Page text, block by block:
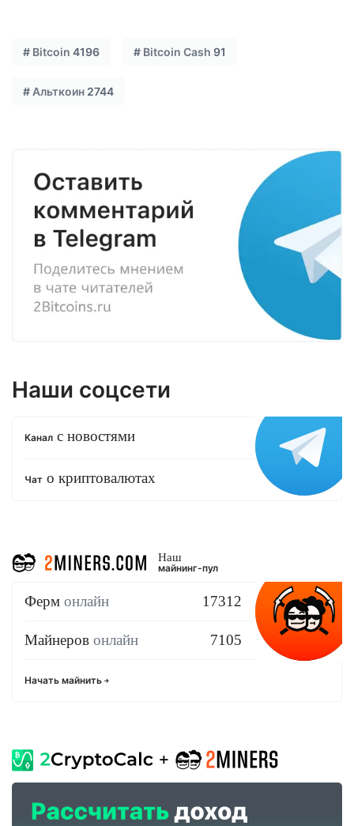
# Bitcoin 4196 # Bitcoin Cash 91
# Альткоин 2744
Наши соцсети
Канал с новостями
Чат о криптовалютах
Наш
майнинг-пул
Ферм онлайн 17312
Майнеров онлайн 7105
Начать майнить